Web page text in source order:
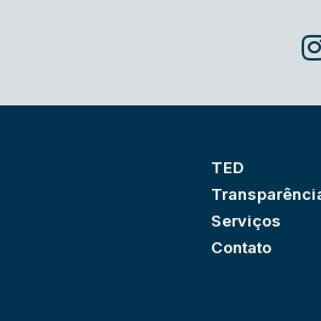
TED
Serviços
Contato